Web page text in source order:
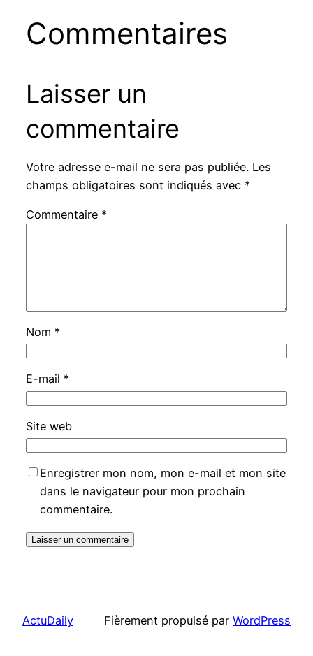
Commentaires
Laisser un
commentaire
Votre adresse e-mail ne sera pas publiée. Les
champs obligatoires sont indiqués avec *
Commentaire *
Nom *
E-mail *
Site web
Enregistrer mon nom, mon e-mail et mon site
dans le navigateur pour mon prochain
commentaire.
ActuDaily Fièrement propulsé par WordPress